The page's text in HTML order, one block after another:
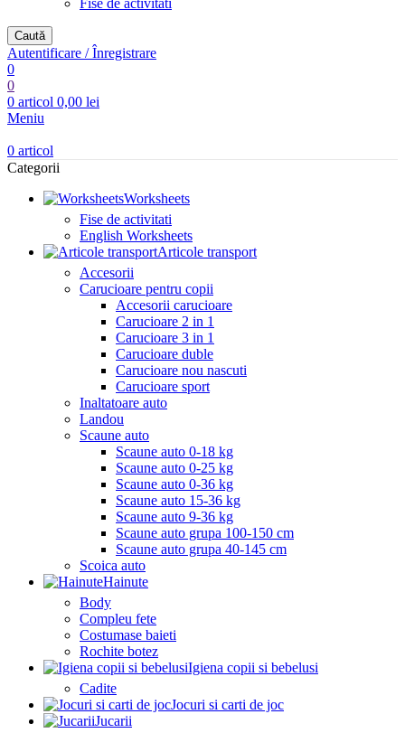
Fise de activitati
Caută
Autentificare / Înregistrare
0
0
0 articol 0,00 lei
Meniu
0 articol
Categorii
Worksheets
Fise de activitati
English Worksheets
Articole transport
Accesorii
Carucioare pentru copii
Accesorii carucioare
Carucioare 2 in 1
Carucioare 3 in 1
Carucioare duble
Carucioare nou nascuti
Carucioare sport
Inaltatoare auto
Landou
Scaune auto
Scaune auto 0-18 kg
Scaune auto 0-25 kg
Scaune auto 0-36 kg
Scaune auto 15-36 kg
Scaune auto 9-36 kg
Scaune auto grupa 100-150 cm
Scaune auto grupa 40-145 cm
Scoica auto
Hainute
Body
Compleu fete
Costumase baieti
Rochite botez
Igiena copii si bebelusi
Cadite
Jocuri si carti de joc
Jucarii